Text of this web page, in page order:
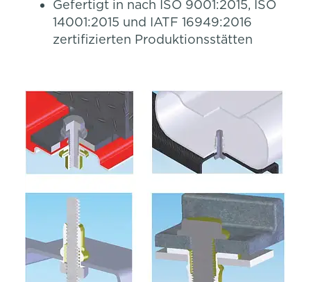
Gefertigt in nach ISO 9001:2015, ISO
14001:2015 und IATF 16949:2016
zertifizierten Produktionsstätten